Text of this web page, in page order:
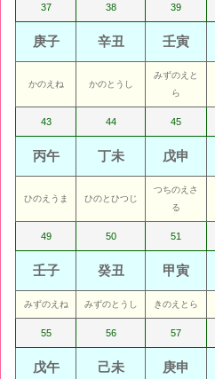
37 38 39
庚子 辛丑 壬寅
かのえね かのとうし
みずのえと
ら
43 44 45
丙午 丁未 戊申
ひのえうま ひのとひつじ
つちのえさ
る
49 50 51
壬子 癸丑 甲寅
みずのえね みずのとうし きのえとら
55 56 57
戊午 己未 庚申